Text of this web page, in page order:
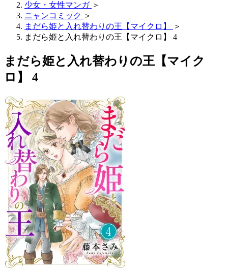
少女・女性マンガ ＞
ニャンコミック ＞
まだら姫と入れ替わりの王【マイクロ】
＞
まだら姫と入れ替わりの王【マイクロ】 4
まだら姫と入れ替わりの王【マイク
ロ】 4